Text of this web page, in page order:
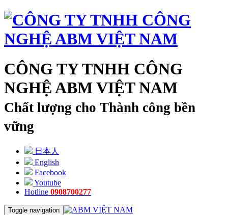
CÔNG TY TNHH CÔNG
NGHỆ ABM VIỆT NAM
Chất lượng cho Thành công bền
vững
日本人
English
Facebook
Youtube
Hotline 0908700277
Toggle navigation